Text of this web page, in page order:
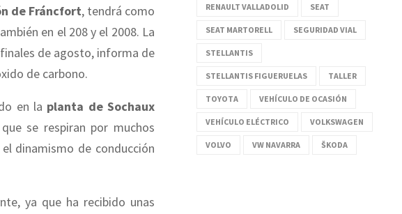
de Fráncfort, tendrá como
en el 208 y el 2008. La
de agosto, informa de
de carbono.
en la planta de Sochaux
se respiran por muchos
dinamismo de conducción
ya que ha recibido unas
RENAULT VALLADOLID SEAT
SEAT MARTORELL SEGURIDAD VIAL
STELLANTIS
STELLANTIS FIGUERUELAS TALLER
TOYOTA VEHÍCULO DE OCASIÓN
VEHÍCULO ELÉCTRICO VOLKSWAGEN
VOLVO VW NAVARRA ŠKODA